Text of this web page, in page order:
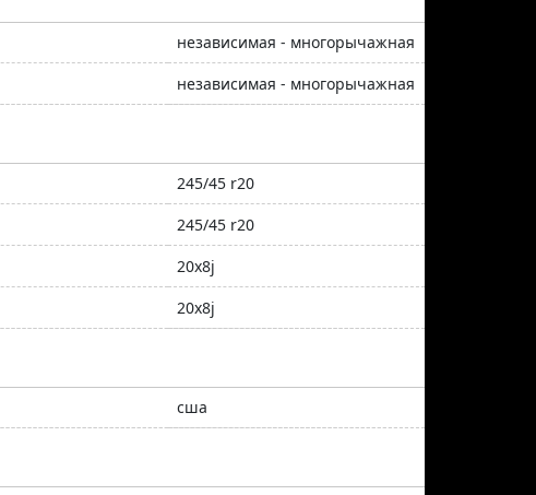
независимая - многорычажная
независимая - многорычажная
245/45 r20
245/45 r20
20x8j
20x8j
сша